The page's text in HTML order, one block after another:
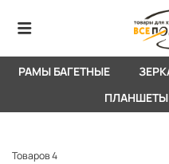
РАМЫ БАГЕТНЫЕ
ПЛАНШЕТЫ
Товаров4